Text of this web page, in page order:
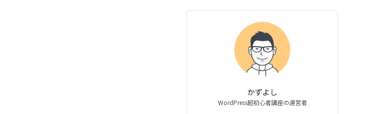
かずよし
WordPress超初心者講座の運営者